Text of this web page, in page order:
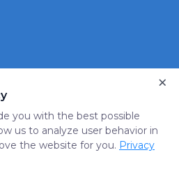
Do not sell or share my
you with the best possible
us to analyze user behavior in
the website for you. Privacy
×